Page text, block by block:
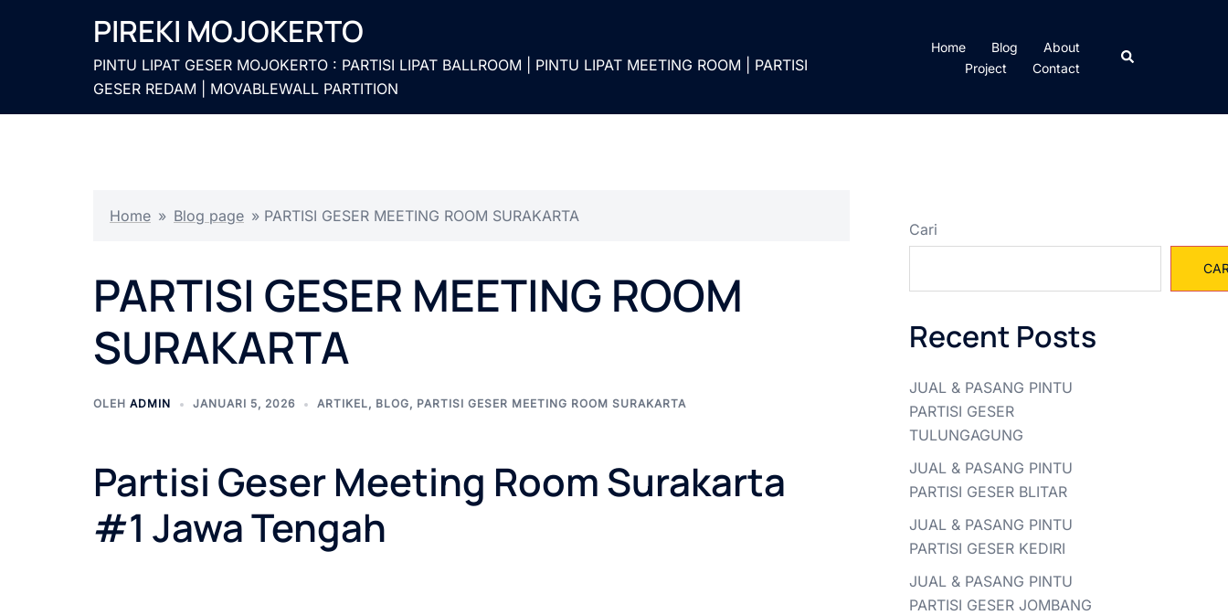
PIREKI MOJOKERTO
PINTU LIPAT GESER MOJOKERTO : PARTISI LIPAT BALLROOM | PINTU LIPAT MEETING ROOM | PARTISI
GESER REDAM | MOVABLEWALL PARTITION
Home Blog
About
Project
Contact
Cari
Home » Blog page » PARTISI GESER MEETING ROOM SURAKARTA
PARTISI GESER MEETING ROOM
SURAKARTA
OLEH ADMIN JANUARI 5, 2026 ARTIKEL, BLOG, PARTISI GESER MEETING ROOM SURAKARTA
Partisi Geser Meeting Room Surakarta
#1 Jawa Tengah
Cari
Recent Posts
JUAL & PASANG PINTU
PARTISI GESER
TULUNGAGUNG
JUAL & PASANG PINTU
PARTISI GESER BLITAR
JUAL & PASANG PINTU
PARTISI GESER KEDIRI
JUAL & PASANG PINTU
PARTISI GESER JOMBANG